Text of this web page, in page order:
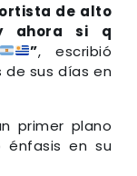
de alto
ahora si q
”, escribió
sus días en
primer plano
énfasis en su